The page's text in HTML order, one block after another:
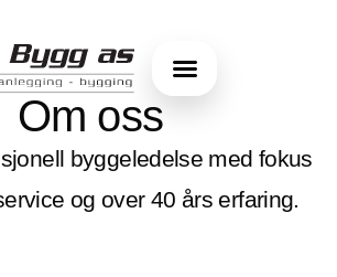
Om oss
byggeledelse med fokus
og over 40 års erfaring.